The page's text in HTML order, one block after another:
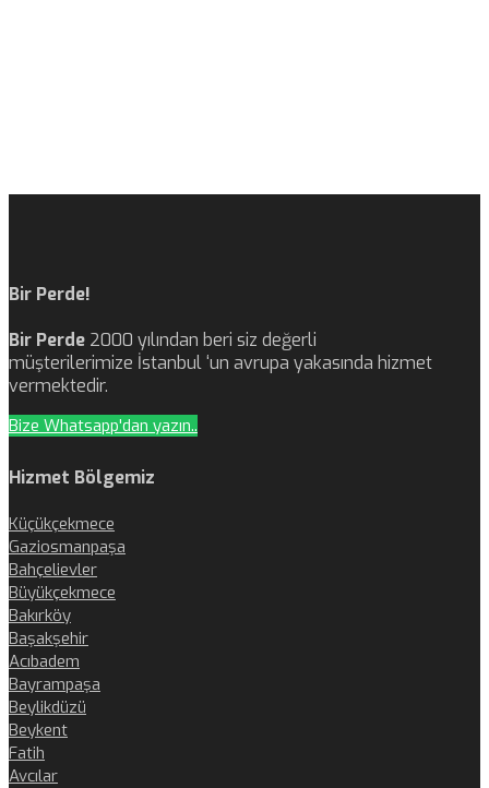
Bir Perde!
Bir Perde 2000 yılından beri siz değerli
müşterilerimize İstanbul ‘un avrupa yakasında hizmet
vermektedir.
Bize Whatsapp'dan yazın..
Hizmet Bölgemiz
Küçükçekmece
Gaziosmanpaşa
Bahçelievler
Büyükçekmece
Bakırköy
Başakşehir
Acıbadem
Bayrampaşa
Beylikdüzü
Beykent
Fatih
Avcılar